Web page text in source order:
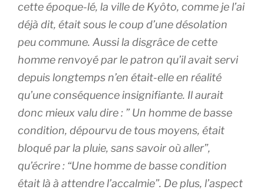
cette époque-lé, la ville de Kyôto, comme je l’ai
déjà dit, était sous le coup d’une désolation
peu commune. Aussi la disgrâce de cette
homme renvoyé par le patron qu’il avait servi
depuis longtemps n’en était-elle en réalité
qu’une conséquence insignifiante. Il aurait
donc mieux valu dire : ” Un homme de basse
condition, dépourvu de tous moyens, était
bloqué par la pluie, sans savoir où aller”,
qu’écrire : “Une homme de basse condition
était là à attendre l’accalmie”. De plus, l’aspect